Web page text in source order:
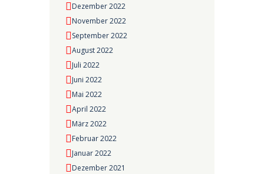
Dezember 2022
November 2022
September 2022
August 2022
Juli 2022
Juni 2022
Mai 2022
April 2022
März 2022
Februar 2022
Januar 2022
Dezember 2021